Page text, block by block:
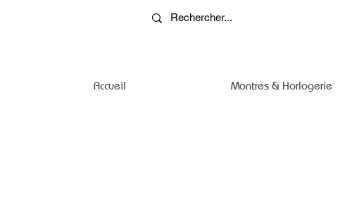
Accueil Montres & Horlogerie